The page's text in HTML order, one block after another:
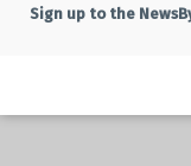
Sign up to the